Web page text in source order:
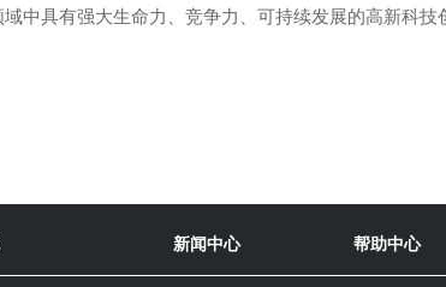
中具有强大生命力、竞争力、可持续发展的高新科技
新闻中心 帮助中心